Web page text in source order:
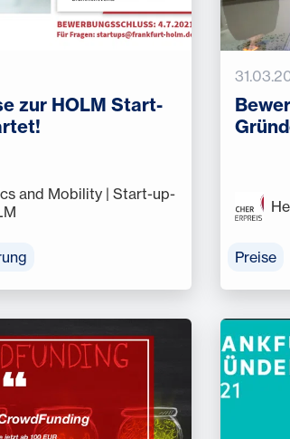
zur HOLM Start-
and Mobility | Start-up-
Preise